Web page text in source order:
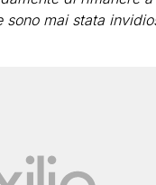
mai stata